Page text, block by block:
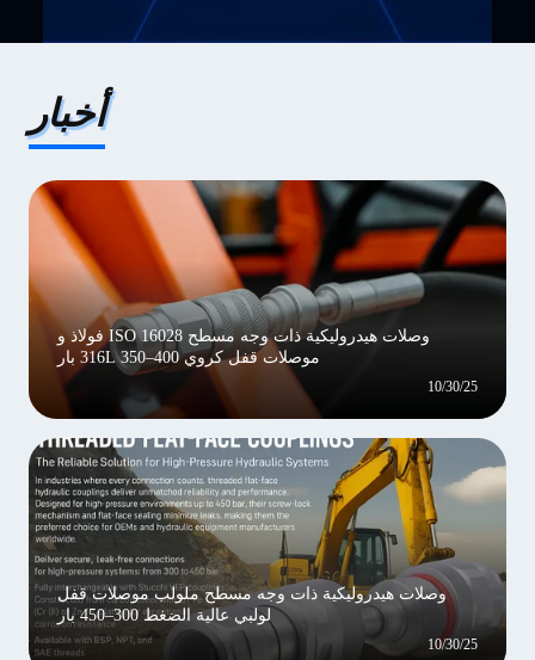
أخبار
وصلات هيدروليكية ذات وجه مسطح ISO 16028 فولاذ و
موصلات قفل كروي 316L 350–400 بار
10/30/25
وصلات هيدروليكية ذات وجه مسطح ملولب موصلات قفل
لولبي عالية الضغط 300–450 بار
10/30/25